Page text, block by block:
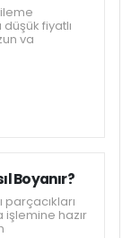
fiyatlı
va
Boyanır?
hazır